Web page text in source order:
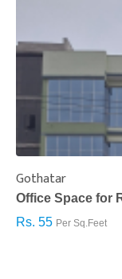
Gothatar
Office Space for
Rs. 55 Per Sq.Feet